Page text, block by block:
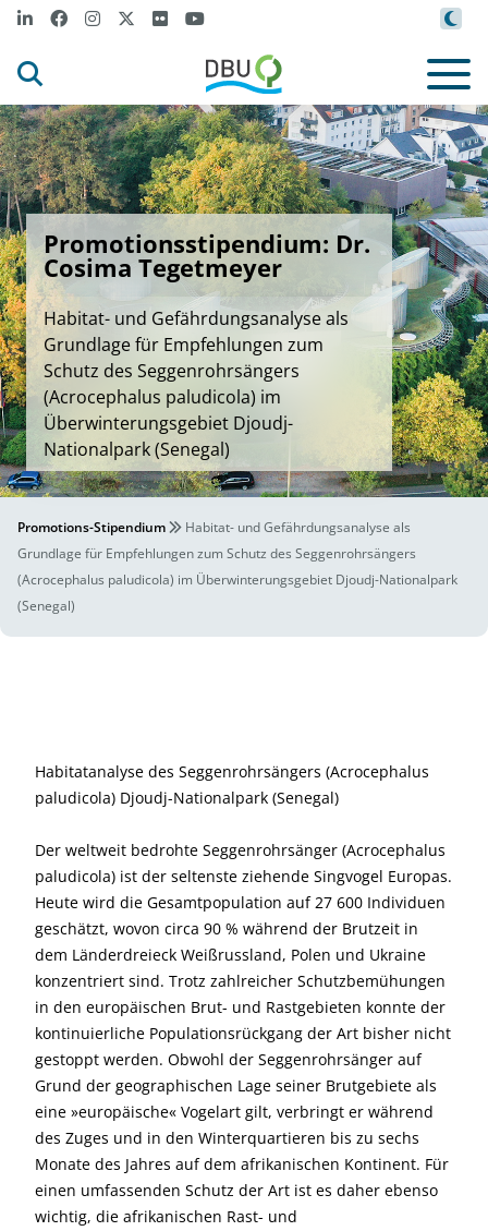
Promotionsstipendium: Dr.
Cosima Tegetmeyer
Habitat- und Gefährdungsanalyse als
Grundlage für Empfehlungen zum
Schutz des Seggenrohrsängers
(Acrocephalus paludicola) im
Überwinterungsgebiet Djoudj-
Nationalpark (Senegal)
Promotions-Stipendium
Habitat- und Gefährdungsanalyse als
Grundlage für Empfehlungen zum Schutz des Seggenrohrsängers
(Acrocephalus paludicola) im Überwinterungsgebiet Djoudj-Nationalpark
(Senegal)
Habitatanalyse des Seggenrohrsängers (Acrocephalus
paludicola) Djoudj-Nationalpark (Senegal)
Der weltweit bedrohte Seggenrohrsänger (Acrocephalus
paludicola) ist der seltenste ziehende Singvogel Europas.
Heute wird die Gesamtpopulation auf 27 600 Individuen
geschätzt, wovon circa 90 % während der Brutzeit in
dem Länderdreieck Weißrussland, Polen und Ukraine
konzentriert sind. Trotz zahlreicher Schutzbemühungen
in den europäischen Brut- und Rastgebieten konnte der
kontinuierliche Populationsrückgang der Art bisher nicht
gestoppt werden. Obwohl der Seggenrohrsänger auf
Grund der geographischen Lage seiner Brutgebiete als
eine »europäische« Vogelart gilt, verbringt er während
des Zuges und in den Winterquartieren bis zu sechs
Monate des Jahres auf dem afrikanischen Kontinent. Für
einen umfassenden Schutz der Art ist es daher ebenso
wichtig, die afrikanischen Rast- und